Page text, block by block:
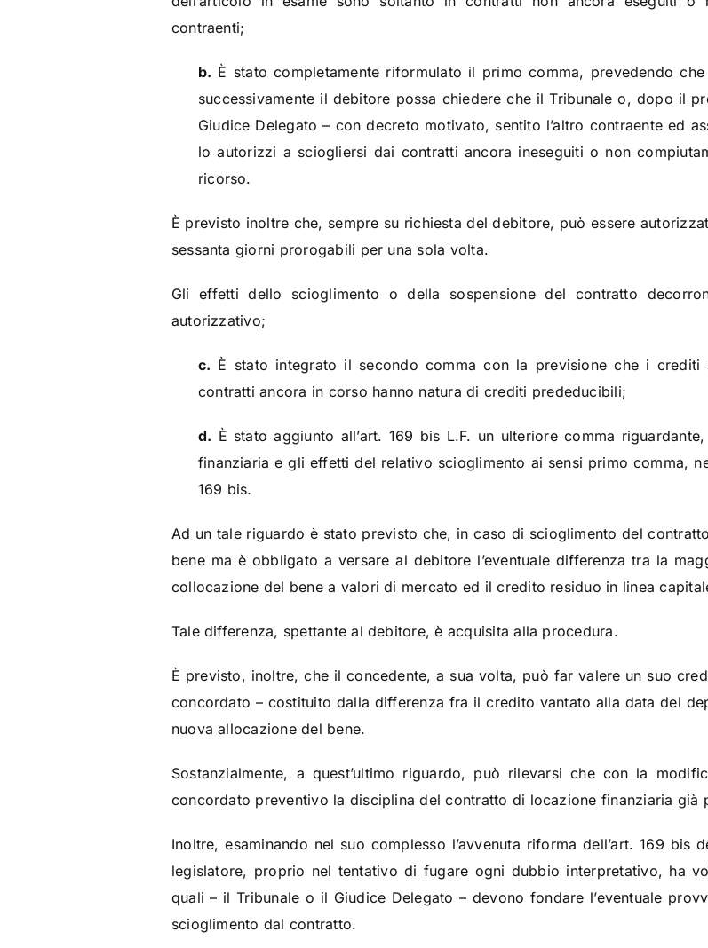
contraenti;
b. È stato completamente riformulato il primo comma, prevedendo
successivamente il debitore possa chiedere che il Tribunale o, dopo il
Giudice Delegato – con decreto motivato, sentito l’altro contraente ed
lo autorizzi a sciogliersi dai contratti ancora ineseguiti o non
ricorso.
È previsto inoltre che, sempre su richiesta del debitore, può essere
sessanta giorni prorogabili per una sola volta.
Gli effetti dello scioglimento o della sospensione del contratto
autorizzativo;
c. È stato integrato il secondo comma con la previsione che i
contratti ancora in corso hanno natura di crediti prededucibili;
d. È stato aggiunto all’art. 169 bis L.F. un ulteriore comma
finanziaria e gli effetti del relativo scioglimento ai sensi primo comma,
169 bis.
Ad un tale riguardo è stato previsto che, in caso di scioglimento del
bene ma è obbligato a versare al debitore l’eventuale differenza tra la
collocazione del bene a valori di mercato ed il credito residuo in linea
Tale differenza, spettante al debitore, è acquisita alla procedura.
È previsto, inoltre, che il concedente, a sua volta, può far valere un suo
concordato – costituito dalla differenza fra il credito vantato alla data del
nuova allocazione del bene.
Sostanzialmente, a quest’ultimo riguardo, può rilevarsi che con la
concordato preventivo la disciplina del contratto di locazione finanziaria già
Inoltre, esaminando nel suo complesso l’avvenuta riforma dell’art. 169 bis
legislatore, proprio nel tentativo di fugare ogni dubbio interpretativo, ha
quali – il Tribunale o il Giudice Delegato – devono fondare l’eventuale
scioglimento dal contratto.